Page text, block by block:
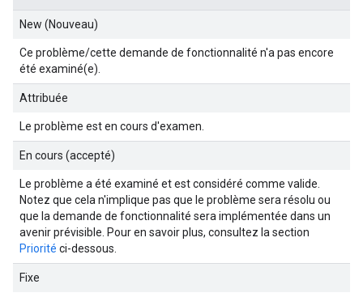
New (Nouveau)
Ce problème/cette demande de fonctionnalité n'a pas encore
été examiné(e).
Attribuée
Le problème est en cours d'examen.
En cours (accepté)
Le problème a été examiné et est considéré comme valide.
Notez que cela n'implique pas que le problème sera résolu ou
que la demande de fonctionnalité sera implémentée dans un
avenir prévisible. Pour en savoir plus, consultez la section
Priorité ci-dessous.
Fixe